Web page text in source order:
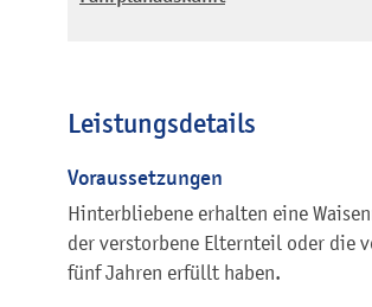
Leistungsdetails
Voraussetzungen
Hinterbliebene erhalten eine
der verstorbene Elternteil oder die
fünf Jahren erfüllt haben.